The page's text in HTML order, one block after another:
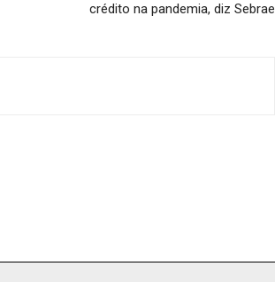
crédito na pandemia, diz Sebrae